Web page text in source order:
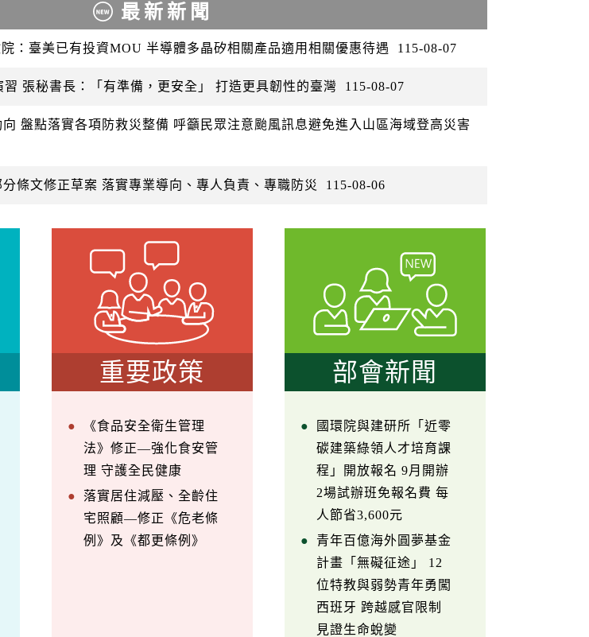
最新新聞
：臺美已有投資MOU 半導體多晶矽相關產品適用相關優惠待遇 115-08-07
張秘書長：「有準備，更安全」 打造更具韌性的臺灣 115-08-07
盤點落實各項防救災整備 呼籲民眾注意颱風訊息避免進入山區海域登高災害
條文修正草案 落實專業導向、專人負責、專職防災 115-08-06
重要政策
《食品安全衛生管理
法》修正—強化食安管
理 守護全民健康
落實居住減壓、全齡住
宅照顧—修正《危老條
例》及《都更條例》
部會新聞
國環院與建研所「近零
碳建築綠領人才培育課
程」開放報名 9月開辦
2場試辦班免報名費 每
人節省3,600元
青年百億海外圓夢基金
計畫「無礙征途」 12
位特教與弱勢青年勇闖
西班牙 跨越感官限制
見證生命蛻變